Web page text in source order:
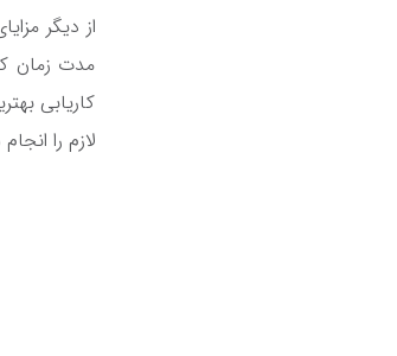
از دیگر
مدت زمان
کاریابی
لازم را